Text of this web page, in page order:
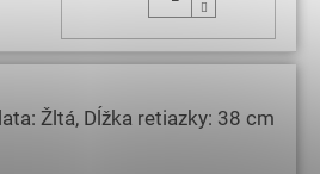
Žltá, Dĺžka retiazky: 38 cm